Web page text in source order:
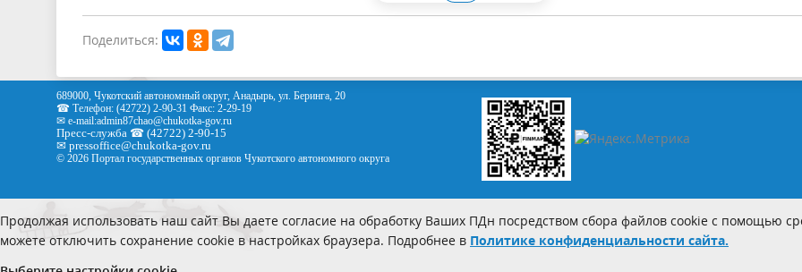
Поделиться:
689000, Чукотский автономный округ, Анадырь, ул. Беринга, 20
☎ Телефон: (42722) 2-90-31 Факс: 2-29-19
✉ e-mail:admin87chao@chukotka-gov.ru
Пресс-служба ☎ (42722) 2-90-15
✉ pressoffice@chukotka-gov.ru
© 2026 Портал государственных органов Чукотского автономного округа
Продолжая использовать наш сайт Вы даете согласие на обработку Ваших ПДн посредством сбора файлов cookie с помощью
можете отключить сохранение cookie в настройках браузера. Подробнее в Политике конфиденциальности сайта.